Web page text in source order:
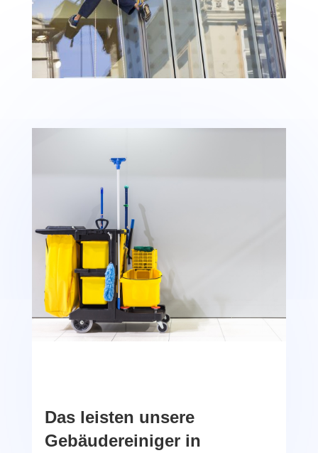
Das leisten unsere
Gebäudereiniger in